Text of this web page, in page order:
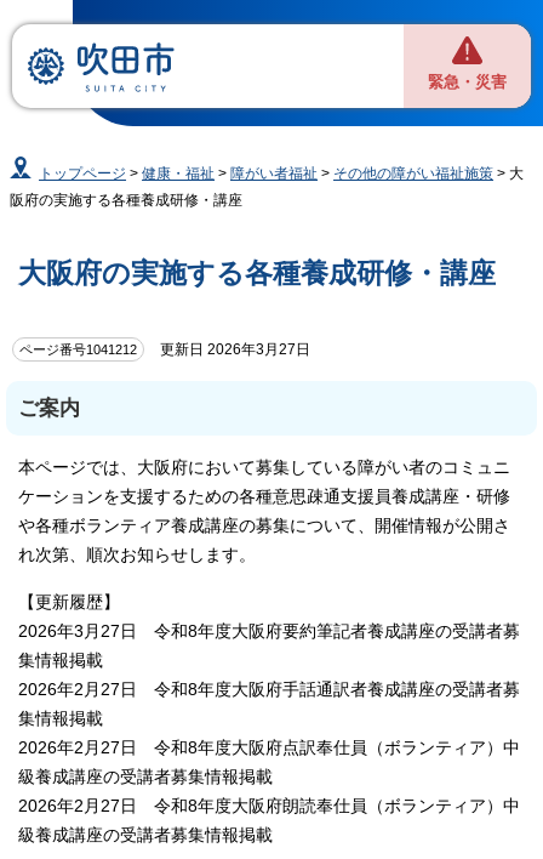
緊急・災害
トップページ >健康・福祉 > 障がい者福祉 > その他の障がい福祉施策 > 大
阪府の実施する各種養成研修・講座
大阪府の実施する各種養成研修・講座
ページ番号1041212 更新日 2026年3月27日
ご案内
本ページでは、大阪府において募集している障がい者のコミュニ
ケーションを支援するための各種意思疎通支援員養成講座・研修
や各種ボランティア養成講座の募集について、開催情報が公開さ
れ次第、順次お知らせします。
【更新履歴】
2026年3月27日 令和8年度大阪府要約筆記者養成講座の受講者募
集情報掲載
2026年2月27日 令和8年度大阪府手話通訳者養成講座の受講者募
集情報掲載
2026年2月27日 令和8年度大阪府点訳奉仕員（ボランティア）中
級養成講座の受講者募集情報掲載
2026年2月27日 令和8年度大阪府朗読奉仕員（ボランティア）中
級養成講座の受講者募集情報掲載